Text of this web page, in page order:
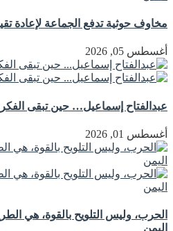
مخاوف حوثية تدفع الجماعة لإعادة
أغسطس 05, 2026
عبدالفتاح إسماعيل… حين تبقى
أغسطس 01, 2026
الحرب، وليس التلويح بالقوة، هي
اليمن